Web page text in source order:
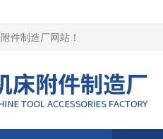
件制造厂网站 ！